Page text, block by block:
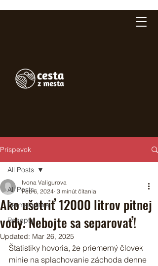
Príspevok
All Posts
Permakultúra
Recepty
All Posts
Ako ušetriť 12000 litrov pitnej
vody. Nebojte sa separovať!
Ivona Valigurova
Feb 6, 2024 3 minút čítania
Updated: Mar 26, 2025
Štatistiky hovoria, že priemerný človek
minie na splachovanie záchoda denne